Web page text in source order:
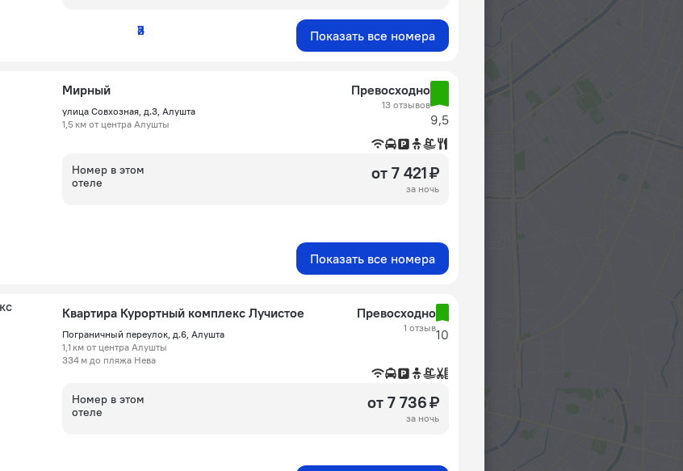
Показать все номера
Мирный
улица Совхозная, д.3, Алушта
1,5 км от центра Алушты
Превосходно
13 отзывов
9,5
Номер в этом
отеле
от 7 421 ₽
за ночь
Показать все номера
Квартира Курортный комплекс Лучистое
Пограничный переулок, д.6, Алушта
1,1 км от центра Алушты
334 м до пляжа Нева
Превосходно
1 отзыв10
Номер в этом
отеле
от 7 736 ₽
за ночь
2
3
4
5
7